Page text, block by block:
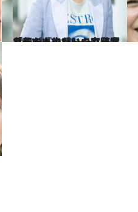
2024.3.13
「私の人生もいつも結論なんて出てない」小泉今日子が『ホントのコイズミさん』で感じた宮藤官九郎たちの“ムード”
カルチャー